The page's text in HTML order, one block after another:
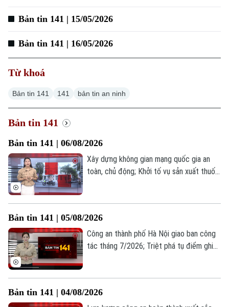
Bản tin 141 | 15/05/2026
Bản tin 141 | 16/05/2026
Từ khoá
Bản tin 141 141 bản tin an ninh
Bản tin 141
Bản tin 141 | 06/08/2026
Xây dựng không gian mạng quốc gia an
toàn, chủ động; Khởi tố vụ sản xuất thuốc
Bản tin 141 hôm nay.
Bản tin 141 | 05/08/2026
Công an thành phố Hà Nội giao ban công
tác tháng 7/2026; Triệt phá tụ điểm ghi
ý trong Bản tin 141 hôm nay.
Bản tin 141 | 04/08/2026